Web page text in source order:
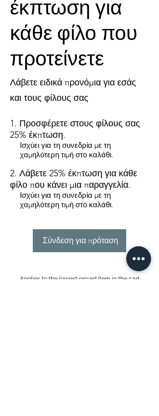
έκπτωση για
κάθε φίλο που
προτείνετε
Λάβετε ειδικά προνόμια για εσάς
και τους φίλους σας
Προσφέρετε στους φίλους σας
25% έκπτωση.
Ισχύει για τη συνεδρία με τη
χαμηλότερη τιμή στο καλάθι.
Λάβετε 25% έκπτωση για κάθε
φίλο που κάνει μια παραγγελία.
Ισχύει για τη συνεδρία με τη
χαμηλότερη τιμή στο καλάθι.
Σύνδεση για πρόταση
Applies to the lowest priced item in the cart